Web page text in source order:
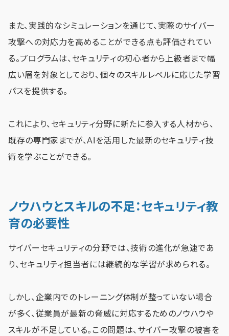
また、実践的なシミュレーションを通じて、実際のサイバー
攻撃への対応力を高めることができる点も評価されてい
る。プログラムは、セキュリティの初心者から上級者まで幅
広い層を対象としており、個々のスキルレベルに応じた学習
パスを提供する。
これにより、セキュリティ分野に新たに参入する人材から、
既存の専門家までが、AIを活用した最新のセキュリティ技
術を学ぶことができる。
ノウハウとスキルの不足：セキュリティ教
育の必要性
サイバーセキュリティの分野では、技術の進化が急速であ
り、セキュリティ担当者には継続的な学習が求められる。
しかし、企業内でのトレーニング体制が整っていない場合
が多く、従業員が最新の脅威に対応するためのノウハウや
スキルが不足している。この問題は、サイバー攻撃の被害を